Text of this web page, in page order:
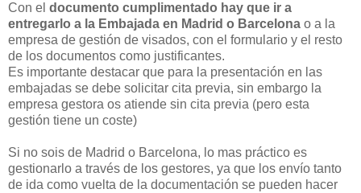
Con el documento cumplimentado hay que ir a
entregarlo a la Embajada en Madrid o Barcelona o a la
empresa de gestión de visados, con el formulario y el resto
de los documentos como justificantes.
Es importante destacar que para la presentación en las
embajadas se debe solicitar cita previa, sin embargo la
empresa gestora os atiende sin cita previa (pero esta
gestión tiene un coste)
Si no sois de Madrid o Barcelona, lo mas práctico es
gestionarlo a través de los gestores, ya que los envío tanto
de ida como vuelta de la documentación se pueden hacer